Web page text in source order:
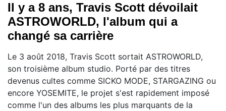
Il y a 8 ans, Travis Scott dévoilait
ASTROWORLD, l'album qui a
changé sa carrière
Le 3 août 2018, Travis Scott sortait ASTROWORLD,
son troisième album studio. Porté par des titres
devenus cultes comme SICKO MODE, STARGAZING ou
encore YOSEMITE, le projet s'est rapidement imposé
comme l'un des albums les plus marquants de la